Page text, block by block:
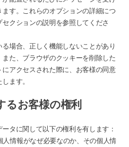
す。これらのオプションの詳細につ
クションの説明を参照してくださ
場合、正しく機能しないことがあり
た、ブラウザのクッキーを削除した
アクセスされた際に、お客様の同意
ます。
るお客様の権利
タに関して以下の権利を有します：
人情報がなぜ必要なのか、その個人情